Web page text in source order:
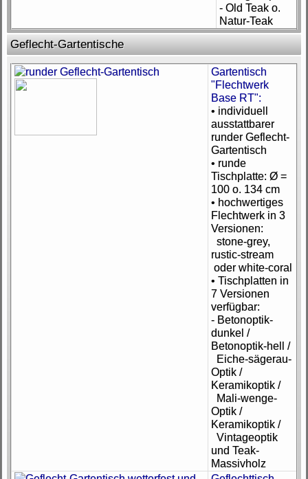
- Old Teak o.
Natur-Teak
Geflecht-Gartentische
Gartentisch
"Flechtwerk
Base RT":
• individuell
ausstattbarer
runder Geflecht-
Gartentisch
• runde
Tischplatte: Ø =
100 o. 134 cm
• hochwertiges
Flechtwerk in 3
Versionen:
stone-grey,
rustic-stream
oder white-coral
• Tischplatten in
7 Versionen
verfügbar:
- Betonoptik-
dunkel /
Betonoptik-hell /
Eiche-sägerau-
Optik /
Keramikoptik /
Mali-wenge-
Optik /
Keramikoptik /
Vintageoptik
und Teak-
Massivholz